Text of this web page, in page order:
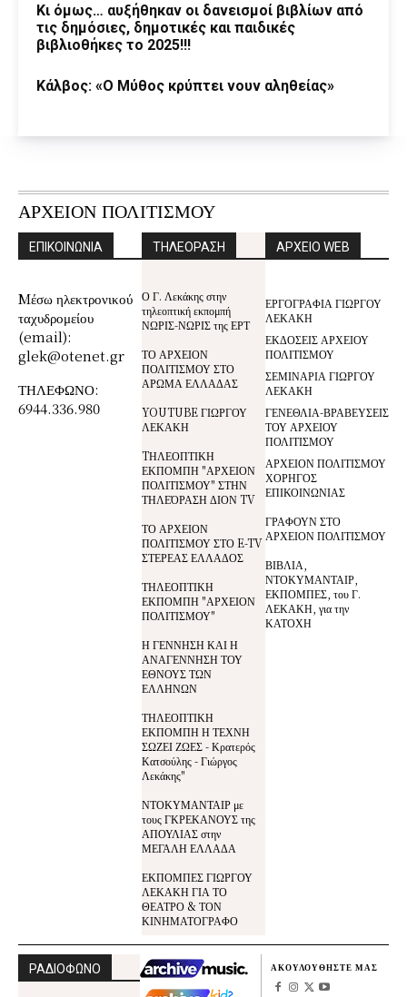
Κι όμως… αυξήθηκαν οι δανεισμοί βιβλίων από
τις δημόσιες, δημοτικές και παιδικές
βιβλιοθήκες το 2025!!!
Κάλβος: «Ο Μύθος κρύπτει νουν αληθείας»
ΑΡΧΕΙΟΝ ΠΟΛΙΤΙΣΜΟΥ
ΕΠΙΚΟΙΝΩΝΙΑ
Mέσω ηλεκτρονικού
ταχυδρομείου
(email):
glek@otenet.gr
ΤΗΛΕΦΩΝΟ:
6944.336.980
ΤΗΛΕΟΡΑΣΗ
Ο Γ. Λεκάκης στην
τηλεοπτική εκπομπή
ΝΩΡΙΣ-ΝΩΡΙΣ της ΕΡΤ
ΤΟ ΑΡΧΕΙΟΝ
ΠΟΛΙΤΙΣΜΟΥ ΣΤΟ
ΑΡΩΜΑ ΕΛΛΑΔΑΣ
YOUTUBE ΓΙΩΡΓΟΥ
ΛΕΚΑΚΗ
TΗΛΕΟΠΤΙΚΗ
ΕΚΠΟΜΠΗ "ΑΡΧΕΙΟΝ
ΠΟΛΙΤΙΣΜΟΥ" ΣΤΗΝ
ΤΗΛΕΌΡΑΣΗ ΔΙΟΝ TV
ΤΟ ΑΡΧΕΙΟΝ
ΠΟΛΙΤΙΣΜΟΥ ΣΤΟ E-TV
ΣΤΕΡΕΑΣ ΕΛΛΑΔΟΣ
ΤΗΛΕΟΠΤΙΚΗ
ΕΚΠΟΜΠΗ "ΑΡΧΕΙΟΝ
ΠΟΛΙΤΙΣΜΟΥ"
Η ΓΕΝΝΗΣΗ ΚΑΙ Η
ΑΝΑΓΕΝΝΗΣΗ ΤΟΥ
ΕΘΝΟΥΣ ΤΩΝ
ΕΛΛΗΝΩΝ
ΤΗΛΕΟΠΤΙΚΗ
ΕΚΠΟΜΠΗ Η ΤΕΧΝΗ
ΣΩΖΕΙ ΖΩΕΣ - Κρατερός
Κατσούλης - Γιώργος
Λεκάκης"
ΝΤΟΚΥΜΑΝΤΑΙΡ με
τους ΓΚΡΕΚΑΝΟΥΣ της
ΑΠΟΥΛΙΑΣ στην
ΜΕΓΑΛΗ ΕΛΛΑΔΑ
ΕΚΠΟΜΠΕΣ ΓΙΩΡΓΟΥ
ΛΕΚΑΚΗ ΓΙΑ ΤΟ
ΘΕΑΤΡΟ & ΤΟΝ
ΚΙΝΗΜΑΤΟΓΡΑΦΟ
ΑΡΧΕΙΟ WEB
ΕΡΓΟΓΡΑΦΙΑ ΓΙΩΡΓΟΥ
ΛΕΚΑΚΗ
ΕΚΔΟΣΕΙΣ ΑΡΧΕΙΟΥ
ΠΟΛΙΤΙΣΜΟΥ
ΣΕΜΙΝΑΡΙΑ ΓΙΩΡΓΟΥ
ΛΕΚΑΚΗ
ΓΕΝΕΘΛΙΑ-ΒΡΑΒΕΥΣΕΙΣ
ΤΟΥ ΑΡΧΕΙΟΥ
ΠΟΛΙΤΙΣΜΟΥ
ΑΡΧΕΙΟΝ ΠΟΛΙΤΙΣΜΟΥ
ΧΟΡΗΓΟΣ
ΕΠΙΚΟΙΝΩΝΙΑΣ
ΓΡΑΦΟΥΝ ΣΤΟ
ΑΡΧΕΙΟΝ ΠΟΛΙΤΙΣΜΟΥ
ΒΙΒΛΙΑ,
ΝΤΟΚΥΜΑΝΤΑΙΡ,
ΕΚΠΟΜΠΕΣ, του Γ.
ΛΕΚΑΚΗ, για την
ΚΑΤΟΧΗ
ΡΑΔΙΟΦΩΝΟ ΑΚΟΥΛΟΥΘΗΣΤΕ ΜΑΣ